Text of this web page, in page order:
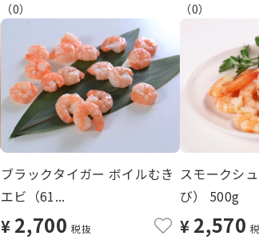
（0） （0）
ブラックタイガー ボイルむき
エビ（61...
¥ 2,700 税抜
スモークシ
び） 500g
¥ 2,570